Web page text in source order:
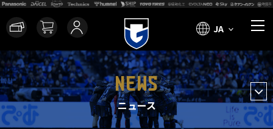
JA
NEWS
ニュース